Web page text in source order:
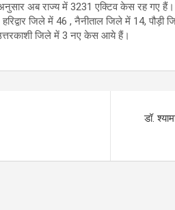
अब राज्य में 3231 एक्टिव केस रह गए
जिले में 46 , नैनीताल जिले में 14, पौड़ी
जिले में 3 नए केस आये हैं।
डॉ.